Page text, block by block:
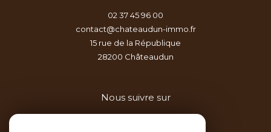
02 37 45 96 00
contact@chateaudun-immo.fr
15 rue de la République
28200
châteaudun
Nous suivre sur